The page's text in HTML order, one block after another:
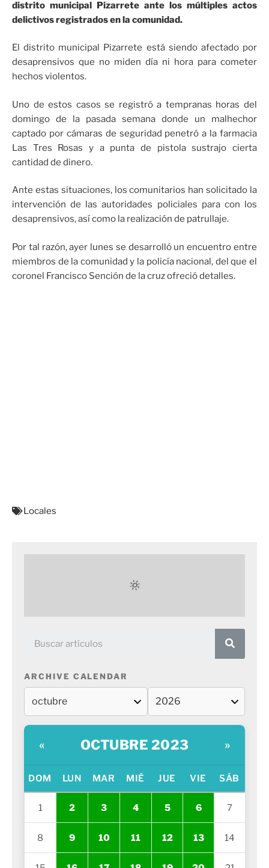
distrito municipal Pizarrete ante los múltiples actos
delictivos registrados en la comunidad.
El distrito municipal Pizarrete está siendo afectado por
desaprensivos que no miden día ni hora para cometer
hechos violentos.
Uno de estos casos se registró a tempranas horas del
domingo de la pasada semana donde un malhechor
captado por cámaras de seguridad penetró a la farmacia
Las Tres Rosas y a punta de pistola sustrajo cierta
cantidad de dinero.
Ante estas situaciones, los comunitarios han solicitado la
intervención de las autoridades policiales para con los
desaprensivos, así como la realización de patrullaje.
Por tal razón, ayer lunes se desarrolló un encuentro entre
miembros de la comunidad y la policía nacional, del que el
coronel Francisco Sención de la cruz ofreció detalles.
Locales
ARCHIVE CALENDAR
« OCTUBRE 2023 »
DOM LUN MAR MIÉ JUE VIE SÁB
1 2 3 4 5 6 7
8 9 10 11 12 13 14